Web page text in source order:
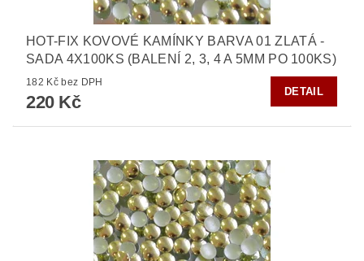
HOT-FIX KOVOVÉ KAMÍNKY BARVA 01 ZLATÁ -
SADA 4X100KS (BALENÍ 2, 3, 4 A 5MM PO 100KS)
182 Kč bez DPH
220 Kč
DETAIL